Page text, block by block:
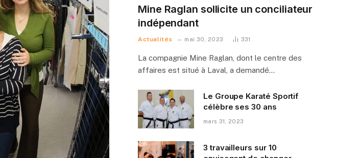
Mine Raglan sollicite un conciliateur
indépendant
Actualités mai 30, 2023 331
La compagnie Mine Raglan, dont le centre des
affaires est situé à Laval, a demandé…
Le Groupe Karaté Sportif
célèbre ses 30 ans
mars 31, 2023
3 travailleurs sur 10